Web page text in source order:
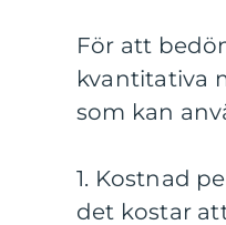
För att
kvantitativa
som kan
1. Kostnad
det kostar